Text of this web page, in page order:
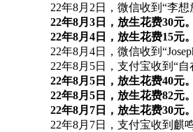
22年8月2日，微信收到“李想
22年8月3日，放生花费30元。
22年8月4日，放生花费15元。
22年8月4日，微信收到
22年8月5日，支付宝收到“自
22年8月5日，放生花费40元。
22年8月5日，放生花费82元。
22年8月7日，放生花费30元。
22年8月7日，支付宝收到麒